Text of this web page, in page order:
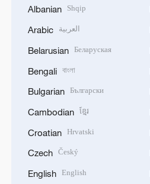
Albanian Shqip
Arabic العربية
Belarusian Беларуская
Bengali বাংলা
Bulgarian Български
Cambodian ខ្មែរ
Croatian Hrvatski
Czech Český
English English